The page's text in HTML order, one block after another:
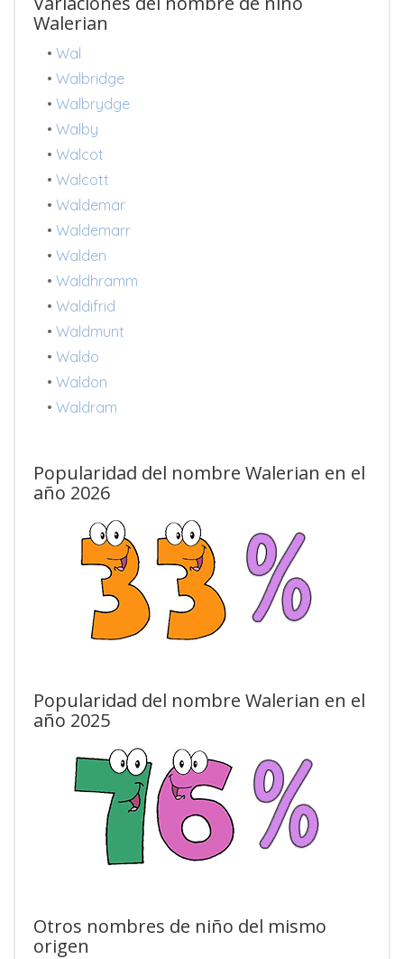
Walerian
• Wal
• Walbridge
• Walbrydge
• Walby
• Walcot
• Walcott
• Waldemar
• Waldemarr
• Walden
• Waldhramm
• Waldifrid
• Waldmunt
• Waldo
• Waldon
• Waldram
Popularidad del nombre Walerian en el
año 2026
Popularidad del nombre Walerian en el
año 2025
Otros nombres de niño del mismo
origen